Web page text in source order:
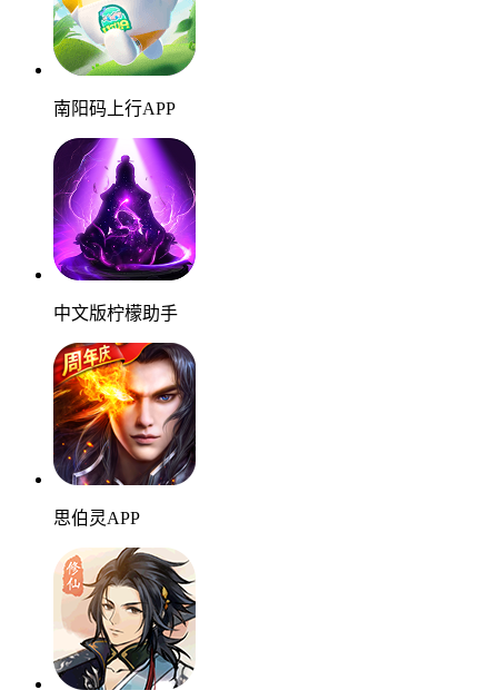
南阳码上行APP
中文版柠檬助手
思伯灵APP